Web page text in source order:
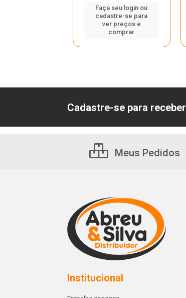
Faça seu login ou
cadastre-se para
ver preços e
comprar
Cadastre-se para
Meus Pedidos
Institucional